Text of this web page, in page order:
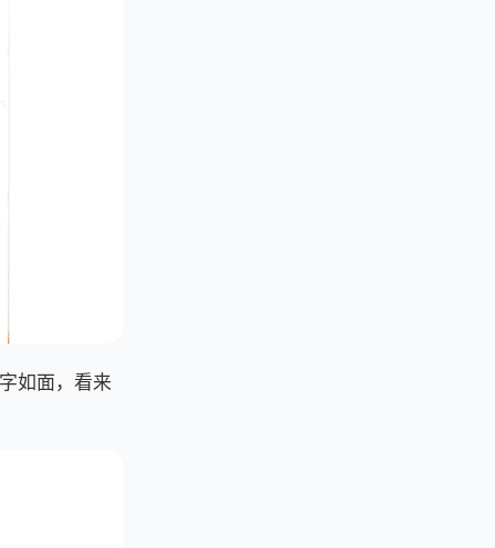
如面，看来